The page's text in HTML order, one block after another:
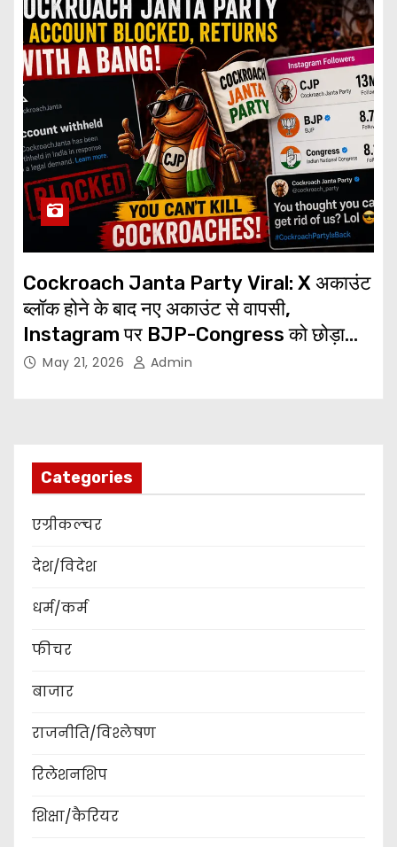
Cockroach Janta Party Viral: X अकाउंट
ब्लॉक होने के बाद नए अकाउंट से वापसी,
Instagram पर BJP-Congress को छोड़ा
पीछेMay 21, 2026 Admin
Categories
एग्रीकल्चर
देश/विदेश
धर्म/कर्म
फीचर
बाजार
राजनीति/विश्लेषण
रिलेशनशिप
शिक्षा/कैरियर